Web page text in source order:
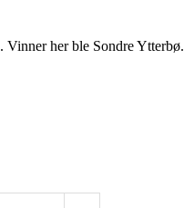
Vinner her ble Sondre Ytterbø.